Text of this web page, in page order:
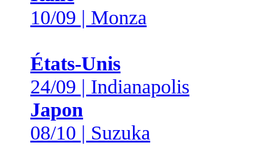
10/09 | Monza
États-Unis
24/09 | Indianapolis
Japon
08/10 | Suzuka